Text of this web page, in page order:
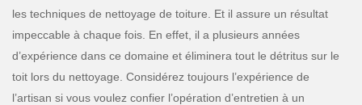
les techniques de nettoyage de toiture. Et il assure un résultat
impeccable à chaque fois. En effet, il a plusieurs années
d’expérience dans ce domaine et éliminera tout le détritus sur le
toit lors du nettoyage. Considérez toujours l’expérience de
l’artisan si vous voulez confier l’opération d’entretien à un